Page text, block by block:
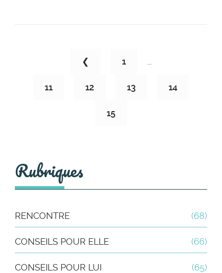
❮ 1 ...
11 12 13 14
15
Rubriques
RENCONTRE (68)
CONSEILS POUR ELLE (66)
CONSEILS POUR LUI (65)